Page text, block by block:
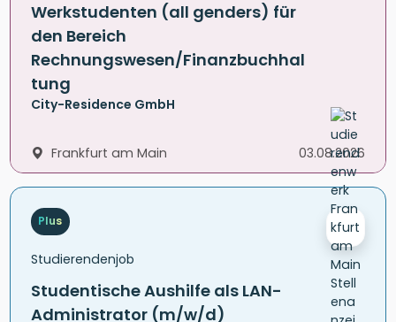
Werkstudenten (all genders) für
den Bereich
Rechnungswesen/Finanzbuchhal
tung
City-Residence GmbH
Frankfurt am Main 03.08.2026
Plus
Studierendenjob
Studentische Aushilfe als LAN-
Administrator (m/w/d)